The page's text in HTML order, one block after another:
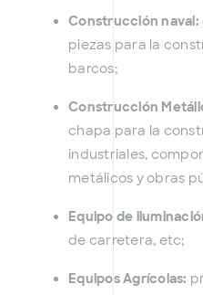
Construcción naval:
piezas para la
barcos;
Construcción
chapa para la
industriales,
metálicos y obras
Equipo de
de carretera, etc;
Equipos Agrícolas: